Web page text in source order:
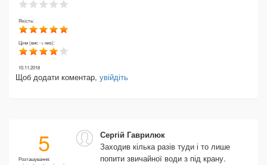
Якість:
Ціни (вис -> низ):
10.11.2018
Щоб додати коментар, увійдіть
5
Розташування:
Сергій Гаврилюк
Заходив кілька разів туди і то лише
попити звичайної води з під крану.